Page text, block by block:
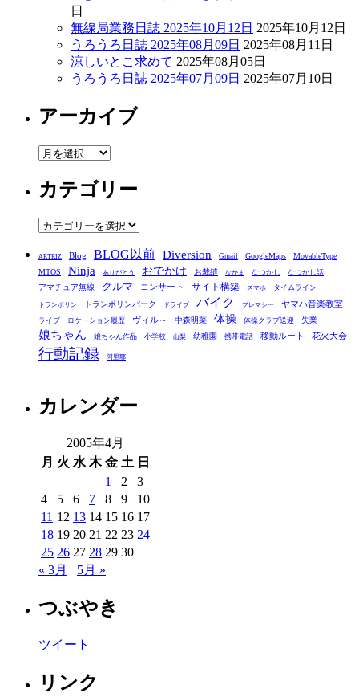
日
無線局業務日誌 2025年10月12日 2025年10月12日
うろうろ日誌 2025年08月09日 2025年08月11日
涼しいとこ求めて 2025年08月05日
うろうろ日誌 2025年07月09日 2025年07月10日
アーカイブ
ア
カ
イ
ブ
カテゴリー
カ
ゴ
リ
ー
ARTRIZ Blog BLOG以前 Diversion Gmail GoogleMaps
MovableType
MTOS
Ninja ありがとう おでかけ お裁縫 なかま なつかし なつかし話
アマチュア無線 クルマ コンサート サイト構築 スマホ タイムライン
トランポリン トランポリンパーク ドライブ バイク プレマシー ヤマハ音楽教室
ライブ ロケーション履歴 ヴィル～ 中森明菜 体操 体操クラブ送迎 失業
娘ちゃん 娘ちゃん作品 小学校 山梨 幼稚園 携帯電話 移動ルート 花火大会
行動記録 阿里耶
カレンダー
2005年4月
月 火 水 木 金 土 日
1
2
3
4
5 6 7 8 9
10
11 12 13 14 15 16 17
18 19 20 21 22 23 24
25 26 27 28 29 30
« 3月
5月 »
つぶやき
ツイート
リンク